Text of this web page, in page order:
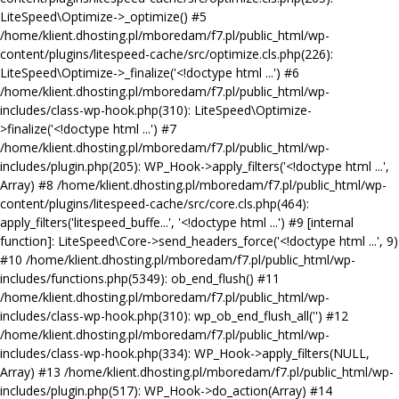
LiteSpeed\Optimize->_optimize() #5
/home/klient.dhosting.pl/mboredam/f7.pl/public_html/wp-
content/plugins/litespeed-cache/src/optimize.cls.php(226):
LiteSpeed\Optimize->_finalize('<!doctype html ...') #6
/home/klient.dhosting.pl/mboredam/f7.pl/public_html/wp-
includes/class-wp-hook.php(310): LiteSpeed\Optimize-
>finalize('<!doctype html ...') #7
/home/klient.dhosting.pl/mboredam/f7.pl/public_html/wp-
includes/plugin.php(205): WP_Hook->apply_filters('<!doctype html ...',
Array) #8 /home/klient.dhosting.pl/mboredam/f7.pl/public_html/wp-
content/plugins/litespeed-cache/src/core.cls.php(464):
apply_filters('litespeed_buffe...', '<!doctype html ...') #9 [internal
function]: LiteSpeed\Core->send_headers_force('<!doctype html ...', 9)
#10 /home/klient.dhosting.pl/mboredam/f7.pl/public_html/wp-
includes/functions.php(5349): ob_end_flush() #11
/home/klient.dhosting.pl/mboredam/f7.pl/public_html/wp-
includes/class-wp-hook.php(310): wp_ob_end_flush_all('') #12
/home/klient.dhosting.pl/mboredam/f7.pl/public_html/wp-
includes/class-wp-hook.php(334): WP_Hook->apply_filters(NULL,
Array) #13 /home/klient.dhosting.pl/mboredam/f7.pl/public_html/wp-
includes/plugin.php(517): WP_Hook->do_action(Array) #14